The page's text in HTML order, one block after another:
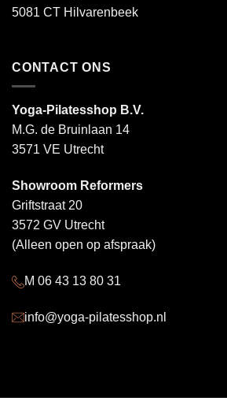
5081 CT Hilvarenbeek
CONTACT ONS
Yoga-Pilatesshop B.V.
M.G. de Bruinlaan 14
3571 VE Utrecht
Showroom Reformers
Griftstraat 20
3572 GV Utrecht
(Alleen open op afspraak)
M 06 43 13 80 31
info@yoga-pilatesshop.nl